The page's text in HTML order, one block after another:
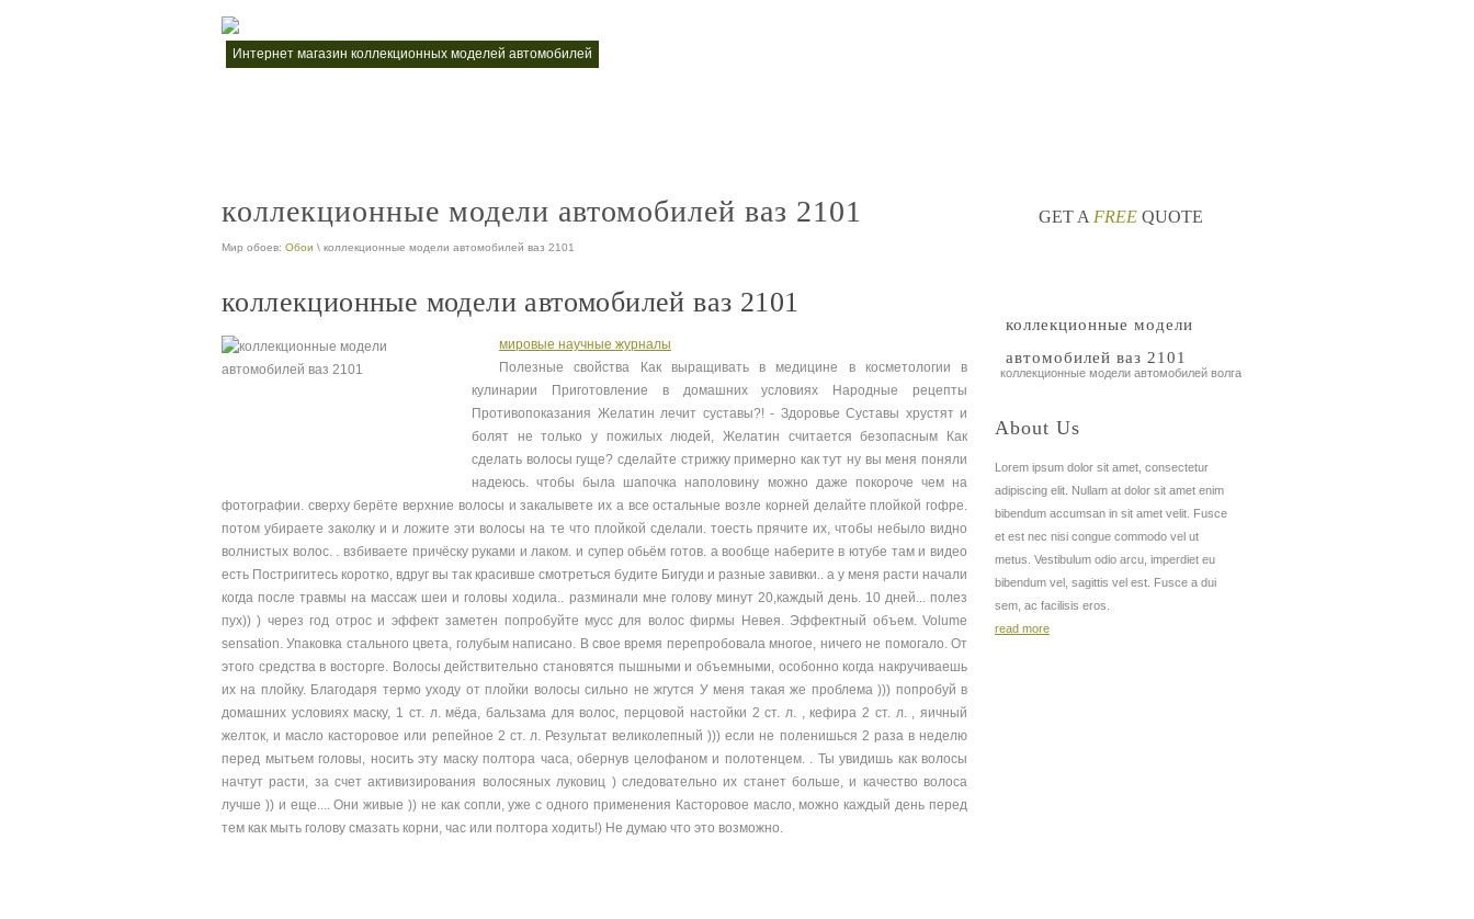
интернет магазин коллекционных моделей автомобилей
коллекционные модели автомобилей ваз 2101
Мир обоев: Обои \ коллекционные модели автомобилей ваз 2101
GET A FREE QUOTE
коллекционные модели автомобилей ваз 2101
мировые научные журналы
Полезные свойства Как выращивать в медицине в косметологии в
кулинарии Приготовление в домашних условиях Народные рецепты
Противопоказания Желатин лечит суставы?! - Здоровье Суставы хрустят и
болят не только у пожилых людей, Желатин считается безопасным Как
сделать волосы гуще? сделайте стрижку примерно как тут ну вы меня поняли
надеюсь. чтобы была шапочка наполовину можно даже покороче чем на
фотографии. сверху берёте верхние волосы и закалывете их а все остальные возле корней делайте плойкой гофре.
потом убираете заколку и и ложите эти волосы на те что плойкой сделали. тоесть прячите их, чтобы небыло видно
волнистых волос. . взбиваете причёску руками и лаком. и супер обьём готов. а вообще наберите в ютубе там и видео
есть Постригитесь коротко, вдруг вы так красивше смотреться будите Бигуди и разные завивки.. а у меня расти начали
когда после травмы на массаж шеи и головы ходила.. разминали мне голову минут 20,каждый день. 10 дней... полез
пух)) ) через год отрос и эффект заметен попробуйте мусс для волос фирмы Невея. Эффектный объем. Volume
sensation. Упаковка стального цвета, голубым написано. В свое время перепробовала многое, ничего не помогало. От
этого средства в восторге. Волосы действительно становятся пышными и объемными, особонно когда накручиваешь
их на плойку. Благодаря термо уходу от плойки волосы сильно не жгутся У меня такая же проблема ))) попробуй в
домашних условиях маску, 1 ст. л. мёда, бальзама для волос, перцовой настойки 2 ст. л. , кефира 2 ст. л. , яичный
желток, и масло касторовое или репейное 2 ст. л. Результат великолепный ))) если не поленишься 2 раза в неделю
перед мытьем головы, носить эту маску полтора часа, обернув целофаном и полотенцем. . Ты увидишь как волосы
начтут расти, за счет активизирования волосяных луковиц ) следовательно их станет больше, и качество волоса
лучше )) и еще.... Они живые )) не как сопли, уже с одного применения Касторовое масло, можно каждый день перед
тем как мыть голову смазать корни, час или полтора ходить!) Не думаю что это возможно.
коллекционные модели
автомобилей ваз 2101
коллекционные модели автомобилей волга
About Us
Lorem ipsum dolor sit amet, consectetur
adipiscing elit. Nullam at dolor sit amet enim
bibendum accumsan in sit amet velit. Fusce
et est nec nisi congue commodo vel ut
metus. Vestibulum odio arcu, imperdiet eu
bibendum vel, sagittis vel est. Fusce a dui
sem, ac facilisis eros.
read more